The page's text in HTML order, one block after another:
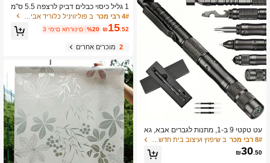
עט טקטי 9 ב-1, מתנות לגברים אבא, גא
דג'טים מגניבים לגברים, רב-כלי מברג, מצ
פן, פותחן בקבוקים, משרוקית, מילוי דיו
8# רבי מכר
₪30.50
1 גליל כיסוי כבלים דביק לרצפה 5.5 ס"מ
X 300 ס"מ - מגן צינור הארכת כבלים - ש
רוול כבלים, שומר על הבית או המשרד נק
י ומאורגן
4# רבי מכר
₪15.52
%20 3 ימים אחרונים
2מוכרים אחרים